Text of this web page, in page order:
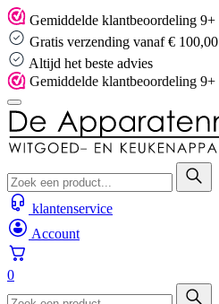
Skip
to
content
Gemiddelde klantbeoordeling 9+
Gratis verzending vanaf € 100,00
Altijd het beste advies
Gemiddelde klantbeoordeling 9+
klantenservice
Account
0